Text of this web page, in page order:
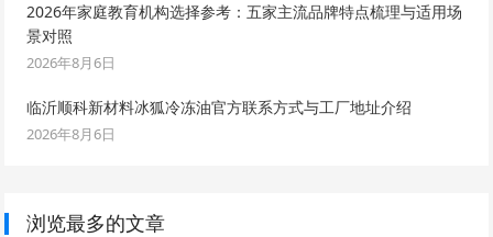
2026年家庭教育机构选择参考：五家主流品牌特点梳理与适用场
景对照
2026年8月6日
临沂顺科新材料冰狐冷冻油官方联系方式与工厂地址介绍
2026年8月6日
浏览最多的文章